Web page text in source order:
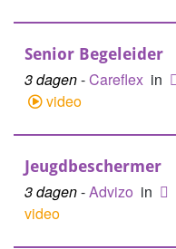
Senior Begeleider
3 dagen-Careflex in
video
Jeugdbeschermer
3 dagen-Advizo in
video